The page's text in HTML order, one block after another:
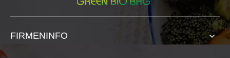
FIRMENINFO